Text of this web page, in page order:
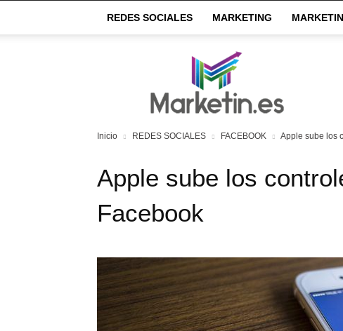
REDES SOCIALES MARKETING
Inicio REDES SOCIALES FACEBOOK Apple sube los
Apple sube los
Facebook